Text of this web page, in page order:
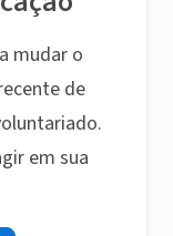
mudar o
de
em sua